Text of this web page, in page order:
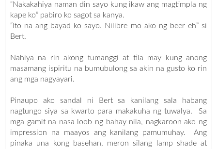
“Nakakahiya naman din sayo kung ikaw ang magtimpla ng
kape ko” pabiro ko sagot sa kanya.
“Ito na ang bayad ko sayo. Nilibre mo ako ng beer eh” si
Bert.
Nahiya na rin akong tumanggi at tila may kung anong
masamang ispiritu na bumubulong sa akin na gusto ko rin
ang mga nagyayari.
Pinaupo ako sandal ni Bert sa kanilang sala habang
nagtungo siya sa kwarto para makakuha ng tuwalya. Sa
mga gamit na nasa loob ng bahay nila, nagkaroon ako ng
impression na maayos ang kanilang pamumuhay. Ang
pinaka una kong basehan, meron silang lamp shade at